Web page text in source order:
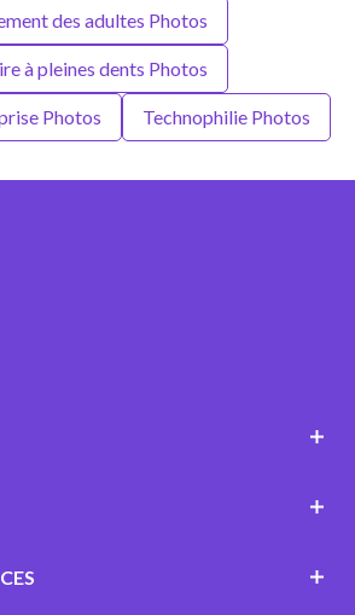
des adultes Photos
à pleines dents Photos
Photos Technophilie Photos